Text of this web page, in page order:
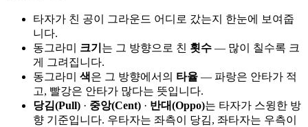
타자가 친 공이 그라운드 어디로 갔는지 한눈에 보여줍
니다.
동그라미 크기 는 그 방향으로 친 횟수 — 많이 칠수록 크
게 그려집니다.
동그라미 색은 그 방향에서의 타율 — 파랑은 안타가 적
고, 빨강은 안타가 많다는 뜻입니다.
당김(Pull) · 중앙(Cent) · 반대(Oppo)는 타자가 스윙한 방
향 기준입니다. 우타자는 좌측이 당김, 좌타자는 우측이